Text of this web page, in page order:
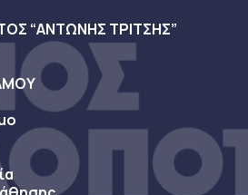
“ΑΝΤΩΝΗΣ ΤΡΙΤΣΗΣ”